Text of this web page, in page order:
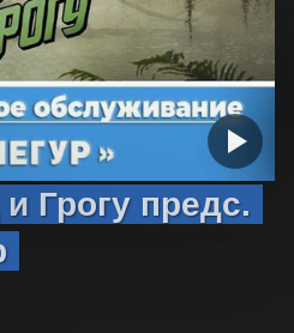
Грогу предс.